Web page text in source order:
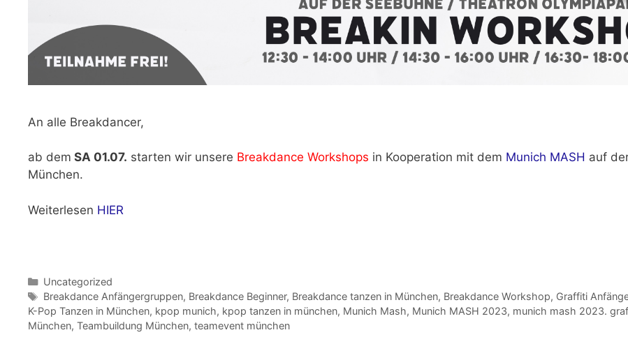
An alle Breakdancer,
ab dem SA 01.07. starten wir unsere Breakdance Workshops in Kooperation mit dem Munich MASH auf
München.
Weiterlesen HIER
Kategorien
Uncategorized
Schlagwörter
Breakdance Anfängergruppen, Breakdance Beginner, Breakdance tanzen in München, Breakdance Workshop, Graffiti
K-Pop Tanzen in München, kpop munich, kpop tanzen in münchen, Munich Mash, Munich MASH 2023, munich mash 2023.
München, Teambuildung München, teamevent münchen